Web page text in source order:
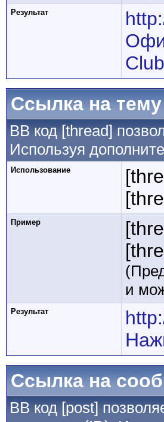
Результат
Club
Ссылка на тему
BB код [thread]
Используя
Использование
Пример
и
Результат
Ссылка на
BB код [post]